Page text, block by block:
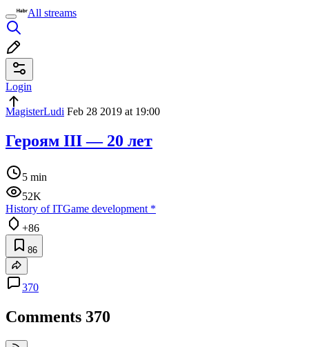
All streams
Login
MagisterLudi Feb 28 2019 at 19:00
Героям III — 20 лет
5 min
52K
History of ITGame development *
+86
86
370
Comments 370